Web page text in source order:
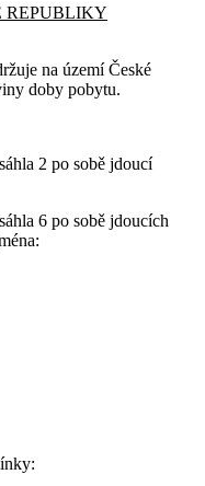
REPUBLIKY
na území České
doby pobytu.
2 po sobě jdoucí
6 po sobě jdoucích